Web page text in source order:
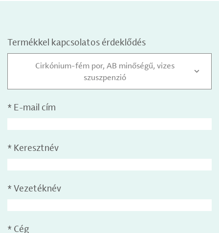
Termékkel kapcsolatos érdeklődés
Cirkónium-fém por, AB minőségű, vizes
szuszpenzió
* E-mail cím
* Keresztnév
* Vezetéknév
* Cég